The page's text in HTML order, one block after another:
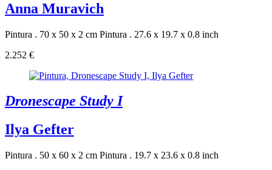
Anna Muravich
Pintura . 70 x 50 x 2 cm Pintura . 27.6 x 19.7 x 0.8 inch
2.252 €
Dronescape Study I
Ilya Gefter
Pintura . 50 x 60 x 2 cm Pintura . 19.7 x 23.6 x 0.8 inch